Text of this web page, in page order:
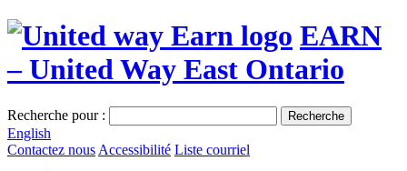
EARN
– United Way East Ontario
Recherche pour : Recherche
English
Contactez nous Accessibilité Liste courriel